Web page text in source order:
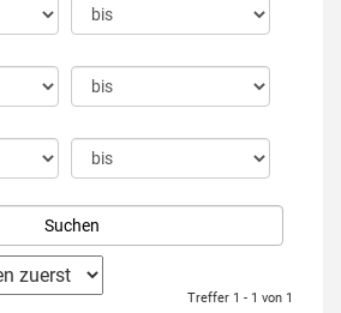
Treffer 1 - 1 von 1